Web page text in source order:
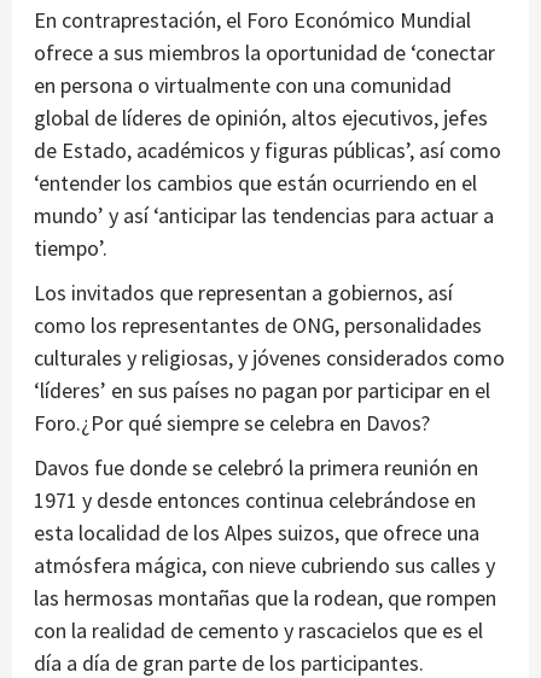
En contraprestación, el Foro Económico Mundial
ofrece a sus miembros la oportunidad de ‘conectar
en persona o virtualmente con una comunidad
global de líderes de opinión, altos ejecutivos, jefes
de Estado, académicos y figuras públicas’, así como
‘entender los cambios que están ocurriendo en el
mundo’ y así ‘anticipar las tendencias para actuar a
tiempo’.
Los invitados que representan a gobiernos, así
como los representantes de ONG, personalidades
culturales y religiosas, y jóvenes considerados como
‘líderes’ en sus países no pagan por participar en el
Foro.¿Por qué siempre se celebra en Davos?
Davos fue donde se celebró la primera reunión en
1971 y desde entonces continua celebrándose en
esta localidad de los Alpes suizos, que ofrece una
atmósfera mágica, con nieve cubriendo sus calles y
las hermosas montañas que la rodean, que rompen
con la realidad de cemento y rascacielos que es el
día a día de gran parte de los participantes.